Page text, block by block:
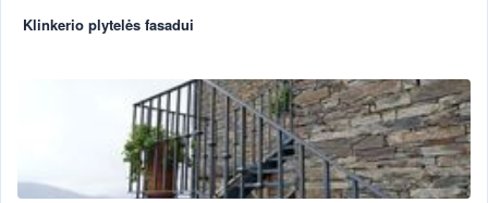
Klinkerio plytelės fasadui